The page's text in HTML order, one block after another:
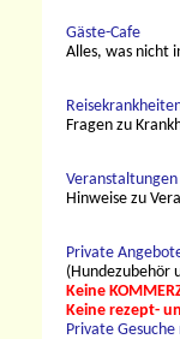
Gäste-Cafe
Alles, was nicht
Fragen zu
Veranstaltungen
Hinweise zu
Private
(Hundezubehör
Keine
Keine rezept-
Private